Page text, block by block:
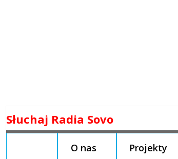
to
Słuchaj Radia Sovo
O nas Projekty